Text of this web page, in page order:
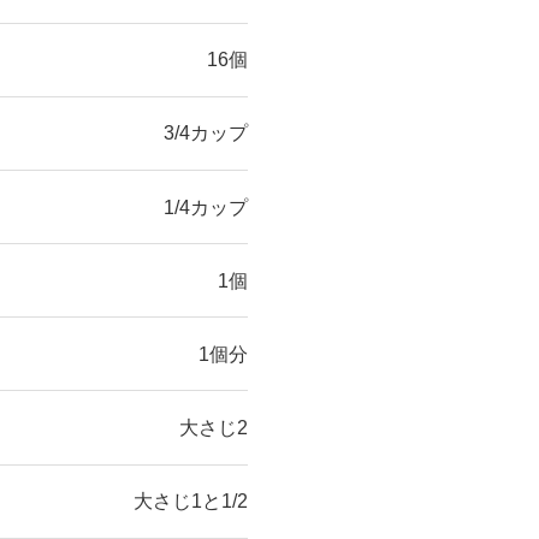
16個
3/4カップ
1/4カップ
1個
1個分
大さじ2
大さじ1と1/2